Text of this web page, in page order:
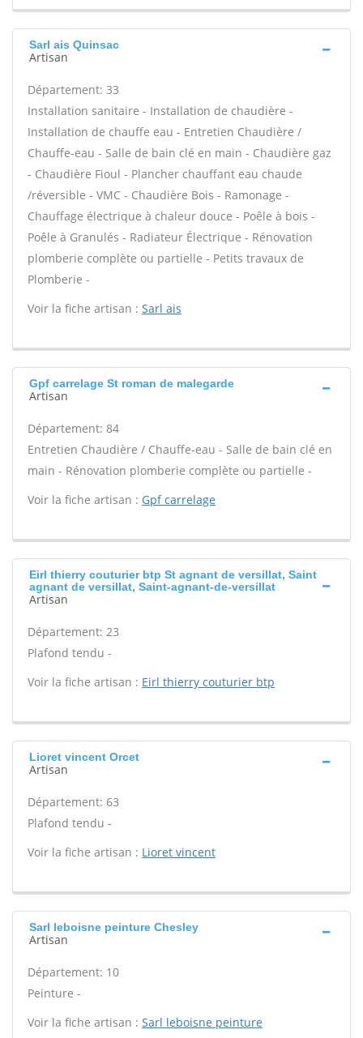
Sarl ais Quinsac
Artisan
Département: 33
Installation sanitaire - Installation de chaudière -
Installation de chauffe eau - Entretien Chaudière /
Chauffe-eau - Salle de bain clé en main - Chaudière gaz
- Chaudière Fioul - Plancher chauffant eau chaude
/réversible - VMC - Chaudière Bois - Ramonage -
Chauffage électrique à chaleur douce - Poêle à bois -
Poêle à Granulés - Radiateur Électrique - Rénovation
plomberie complète ou partielle - Petits travaux de
Plomberie -
Voir la fiche artisan : Sarl ais
Gpf carrelage St roman de malegarde
Artisan
Département: 84
Entretien Chaudière / Chauffe-eau - Salle de bain clé en
main - Rénovation plomberie complète ou partielle -
Voir la fiche artisan : Gpf carrelage
Eirl thierry couturier btp St agnant de versillat, Saint
agnant de versillat, Saint-agnant-de-versillat
Artisan
Département: 23
Plafond tendu -
Voir la fiche artisan : Eirl thierry couturier btp
Lioret vincent Orcet
Artisan
Département: 63
Plafond tendu -
Voir la fiche artisan : Lioret vincent
Sarl leboisne peinture Chesley
Artisan
Département: 10
Peinture -
Voir la fiche artisan : Sarl leboisne peinture